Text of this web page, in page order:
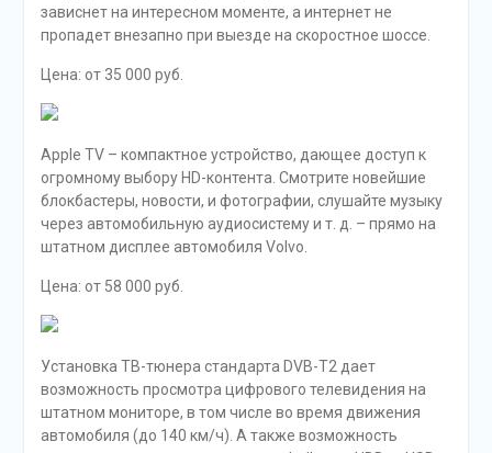
зависнет на интересном моменте, а интернет не
пропадет внезапно при выезде на скоростное шоссе.
Цена: от 35 000 руб.
Apple TV – компактное устройство, дающее доступ к
огромному выбору HD-контента. Смотрите новейшие
блокбастеры, новости, и фотографии, слушайте музыку
через автомобильную аудиосистему и т. д. – прямо на
штатном дисплее автомобиля Volvo.
Цена: от 58 000 руб.
Установка ТВ-тюнера стандарта DVB-T2 дает
возможность просмотра цифрового телевидения на
штатном мониторе, в том числе во время движения
автомобиля (до 140 км/ч). А также возможность